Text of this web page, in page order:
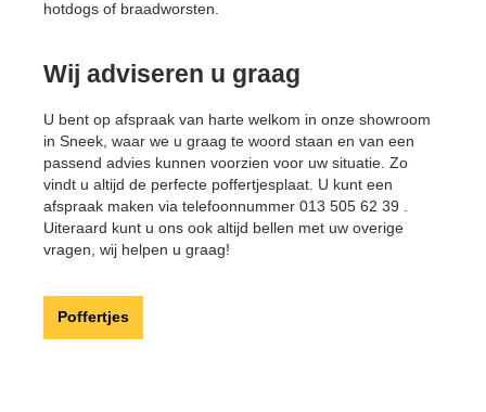
hotdogs of braadworsten.
Wij adviseren u graag
U bent op afspraak van harte welkom in onze showroom
in Sneek, waar we u graag te woord staan en van een
passend advies kunnen voorzien voor uw situatie. Zo
vindt u altijd de perfecte poffertjesplaat. U kunt een
afspraak maken via telefoonnummer 013 505 62 39 .
Uiteraard kunt u ons ook altijd bellen met uw overige
vragen, wij helpen u graag!
Poffertjes